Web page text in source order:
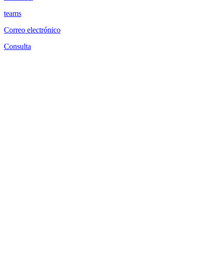
teams
Correo electrónico
Consulta